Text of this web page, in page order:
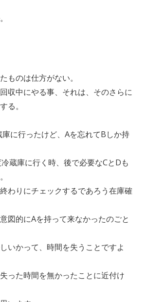
ものは仕方がない。
収中にやる事、それは、そのさらに
る。
に行ったけど、Aを忘れてBしか持
蔵庫に行く時、後で必要なCとDも
わりにチェックするであろう在庫確
図的にAを持って来なかったのごと
いかって、時間を失うことですよ
った時間を無かったことに近付け